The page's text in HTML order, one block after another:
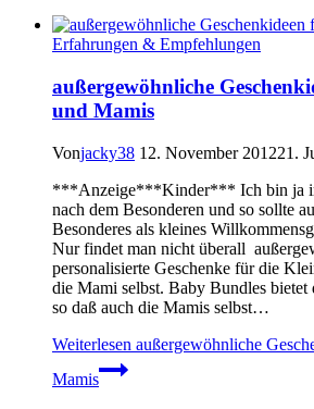
Erfahrungen & Empfehlungen
außergewöhnliche
und Mamis
Vonjacky38 12. November 201221.
***Anzeige***Kinder*** Ich bin ja
nach dem Besonderen und so sollte
Besonderes als kleines
Nur findet man nicht überall
personalisierte Geschenke für die
die Mami selbst. Baby Bundles bietet
so daß auch die Mamis selbst…
Weiterlesen außergewöhnliche
Mamis